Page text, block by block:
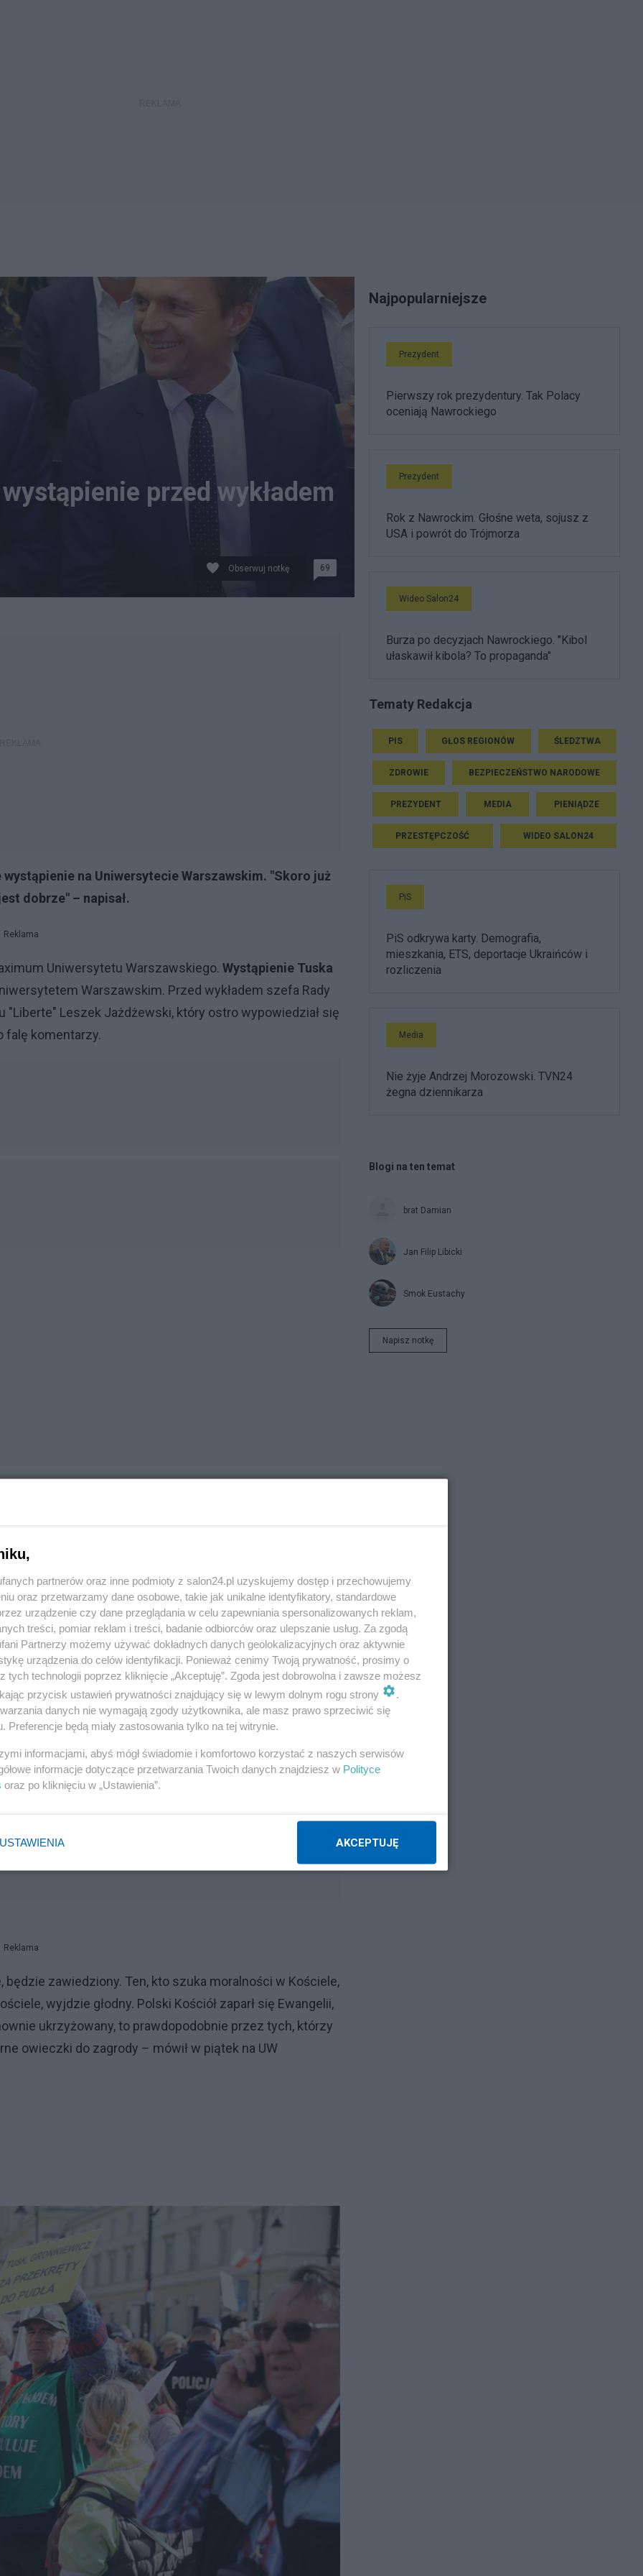
przed wykładem
Obserwuj notkę 69
na Uniwersytecie Warszawskim. "Skoro już
dobrze" – napisał.
Reklama
Uniwersytetu Warszawskiego. Wystąpienie Tuska
Warszawskim. Przed wykładem szefa Rady
"Liberte" Leszek Jażdżewski, który ostro wypowiedział się
falę komentarzy.
Reklama
do świni i oskarżył go o zdradę Ewangelii. Artykuł ze
swoim Twitterze Anna Sobecka z PiS. Posłanka
przez środowiska liberalno-lewicowe".
już sam ojciec dyrektor podniósł temat to znaczy, że jest
Reklama
zawiedziony. Ten, kto szuka moralności w Kościele,
wyjdzie głodny. Polski Kościół zaparł się Ewangelii,
ukrzyżowany, to prawdopodobnie przez tych, którzy
owieczki do zagrody – mówił w piątek na UW
Najpopularniejsze
Prezydent
Pierwszy rok prezydentury. Tak Polacy
oceniają Nawrockiego
Prezydent
Rok z Nawrockim. Głośne weta, sojusz z
USA i powrót do Trójmorza
Wideo Salon24
Burza po decyzjach Nawrockiego. "Kibol
ułaskawił kibola? To propaganda"
Tematy Redakcja
PIS GŁOS REGIONÓW ŚLEDZTWA
ZDROWIE BEZPIECZEŃSTWO NARODOWE
PREZYDENT MEDIA PIENIĄDZE
PRZESTĘPCZOŚĆ WIDEO SALON24
PiS
PiS odkrywa karty. Demografia,
mieszkania, ETS, deportacje Ukraińców i
rozliczenia
Media
Nie żyje Andrzej Morozowski. TVN24
żegna dziennikarza
Blogi na ten temat
brat Damian
Jan Filip Libicki
Smok Eustachy
Napisz notkę
partnerów oraz inne podmioty z salon24.pl uzyskujemy dostęp i przechowujemy
oraz przetwarzamy dane osobowe, takie jak unikalne identyfikatory, standardowe
urządzenie czy dane przeglądania w celu zapewniania spersonalizowanych reklam,
treści, pomiar reklam i treści, badanie odbiorców oraz ulepszanie usług. Za zgodą
Partnerzy możemy używać dokładnych danych geolokalizacyjnych oraz aktywnie
urządzenia do celów identyfikacji. Ponieważ cenimy Twoją prywatność, prosimy o
tych technologii poprzez kliknięcie „Akceptuję”. Zgoda jest dobrowolna i zawsze możesz
przycisk ustawień prywatności znajdujący się w lewym dolnym rogu strony
.
danych nie wymagają zgody użytkownika, ale masz prawo sprzeciwić się
Preferencje będą miały zastosowania tylko na tej witrynie.
informacjami, abyś mógł świadomie i komfortowo korzystać z naszych serwisów
informacje dotyczące przetwarzania Twoich danych znajdziesz w Polityce
oraz po kliknięciu w „Ustawienia”.
USTAWIENIA AKCEPTUJĘ